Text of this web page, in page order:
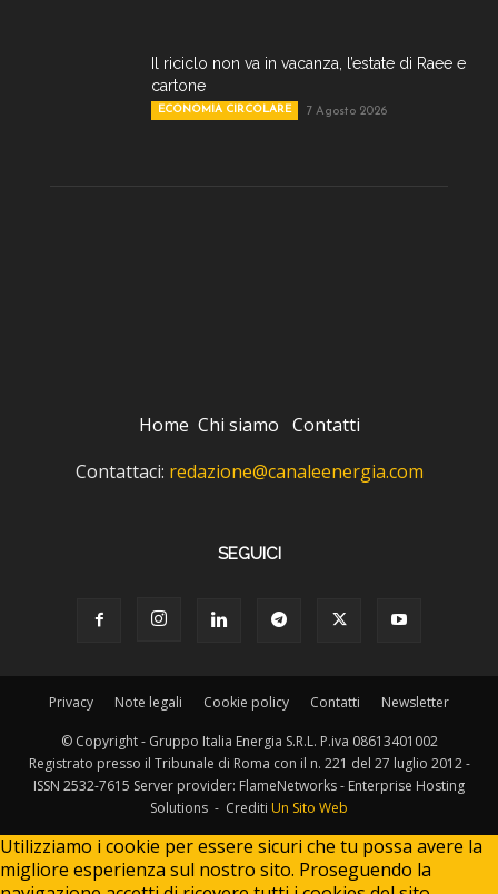
Il riciclo non va in vacanza, l’estate di Raee e
cartone
ECONOMIA CIRCOLARE 7 Agosto 2026
Home Chi siamo Contatti
Contattaci: redazione@canaleenergia.com
SEGUICI
Privacy Note legali Cookie policy Contatti Newsletter
© Copyright - Gruppo Italia Energia S.R.L. P.iva 08613401002
Registrato presso il Tribunale di Roma con il n. 221 del 27 luglio 2012 -
ISSN 2532-7615 Server provider: FlameNetworks - Enterprise Hosting
Solutions - Crediti Un Sito Web
Utilizziamo i cookie per essere sicuri che tu possa avere la
migliore esperienza sul nostro sito. Proseguendo la